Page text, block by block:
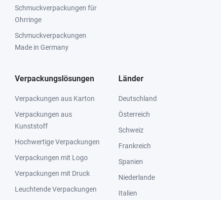
Schmuckverpackungen für
Ohrringe
Schmuckverpackungen
Made in Germany
Verpackungslösungen
Verpackungen aus Karton
Verpackungen aus
Kunststoff
Hochwertige Verpackungen
Verpackungen mit Logo
Verpackungen mit Druck
Leuchtende Verpackungen
Länder
Deutschland
Österreich
Schweiz
Frankreich
Spanien
Niederlande
Italien